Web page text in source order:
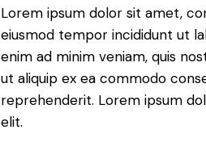
Lorem ipsum dolor sit amet,
eiusmod tempor incididunt ut
enim ad minim veniam, quis
ut aliquip ex ea commodo
reprehenderit. Lorem ipsum
elit.